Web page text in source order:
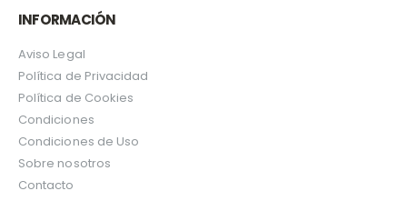
INFORMACIÓN
Aviso Legal
Política de Privacidad
Política de Cookies
Condiciones
Condiciones de Uso
Sobre nosotros
Contacto